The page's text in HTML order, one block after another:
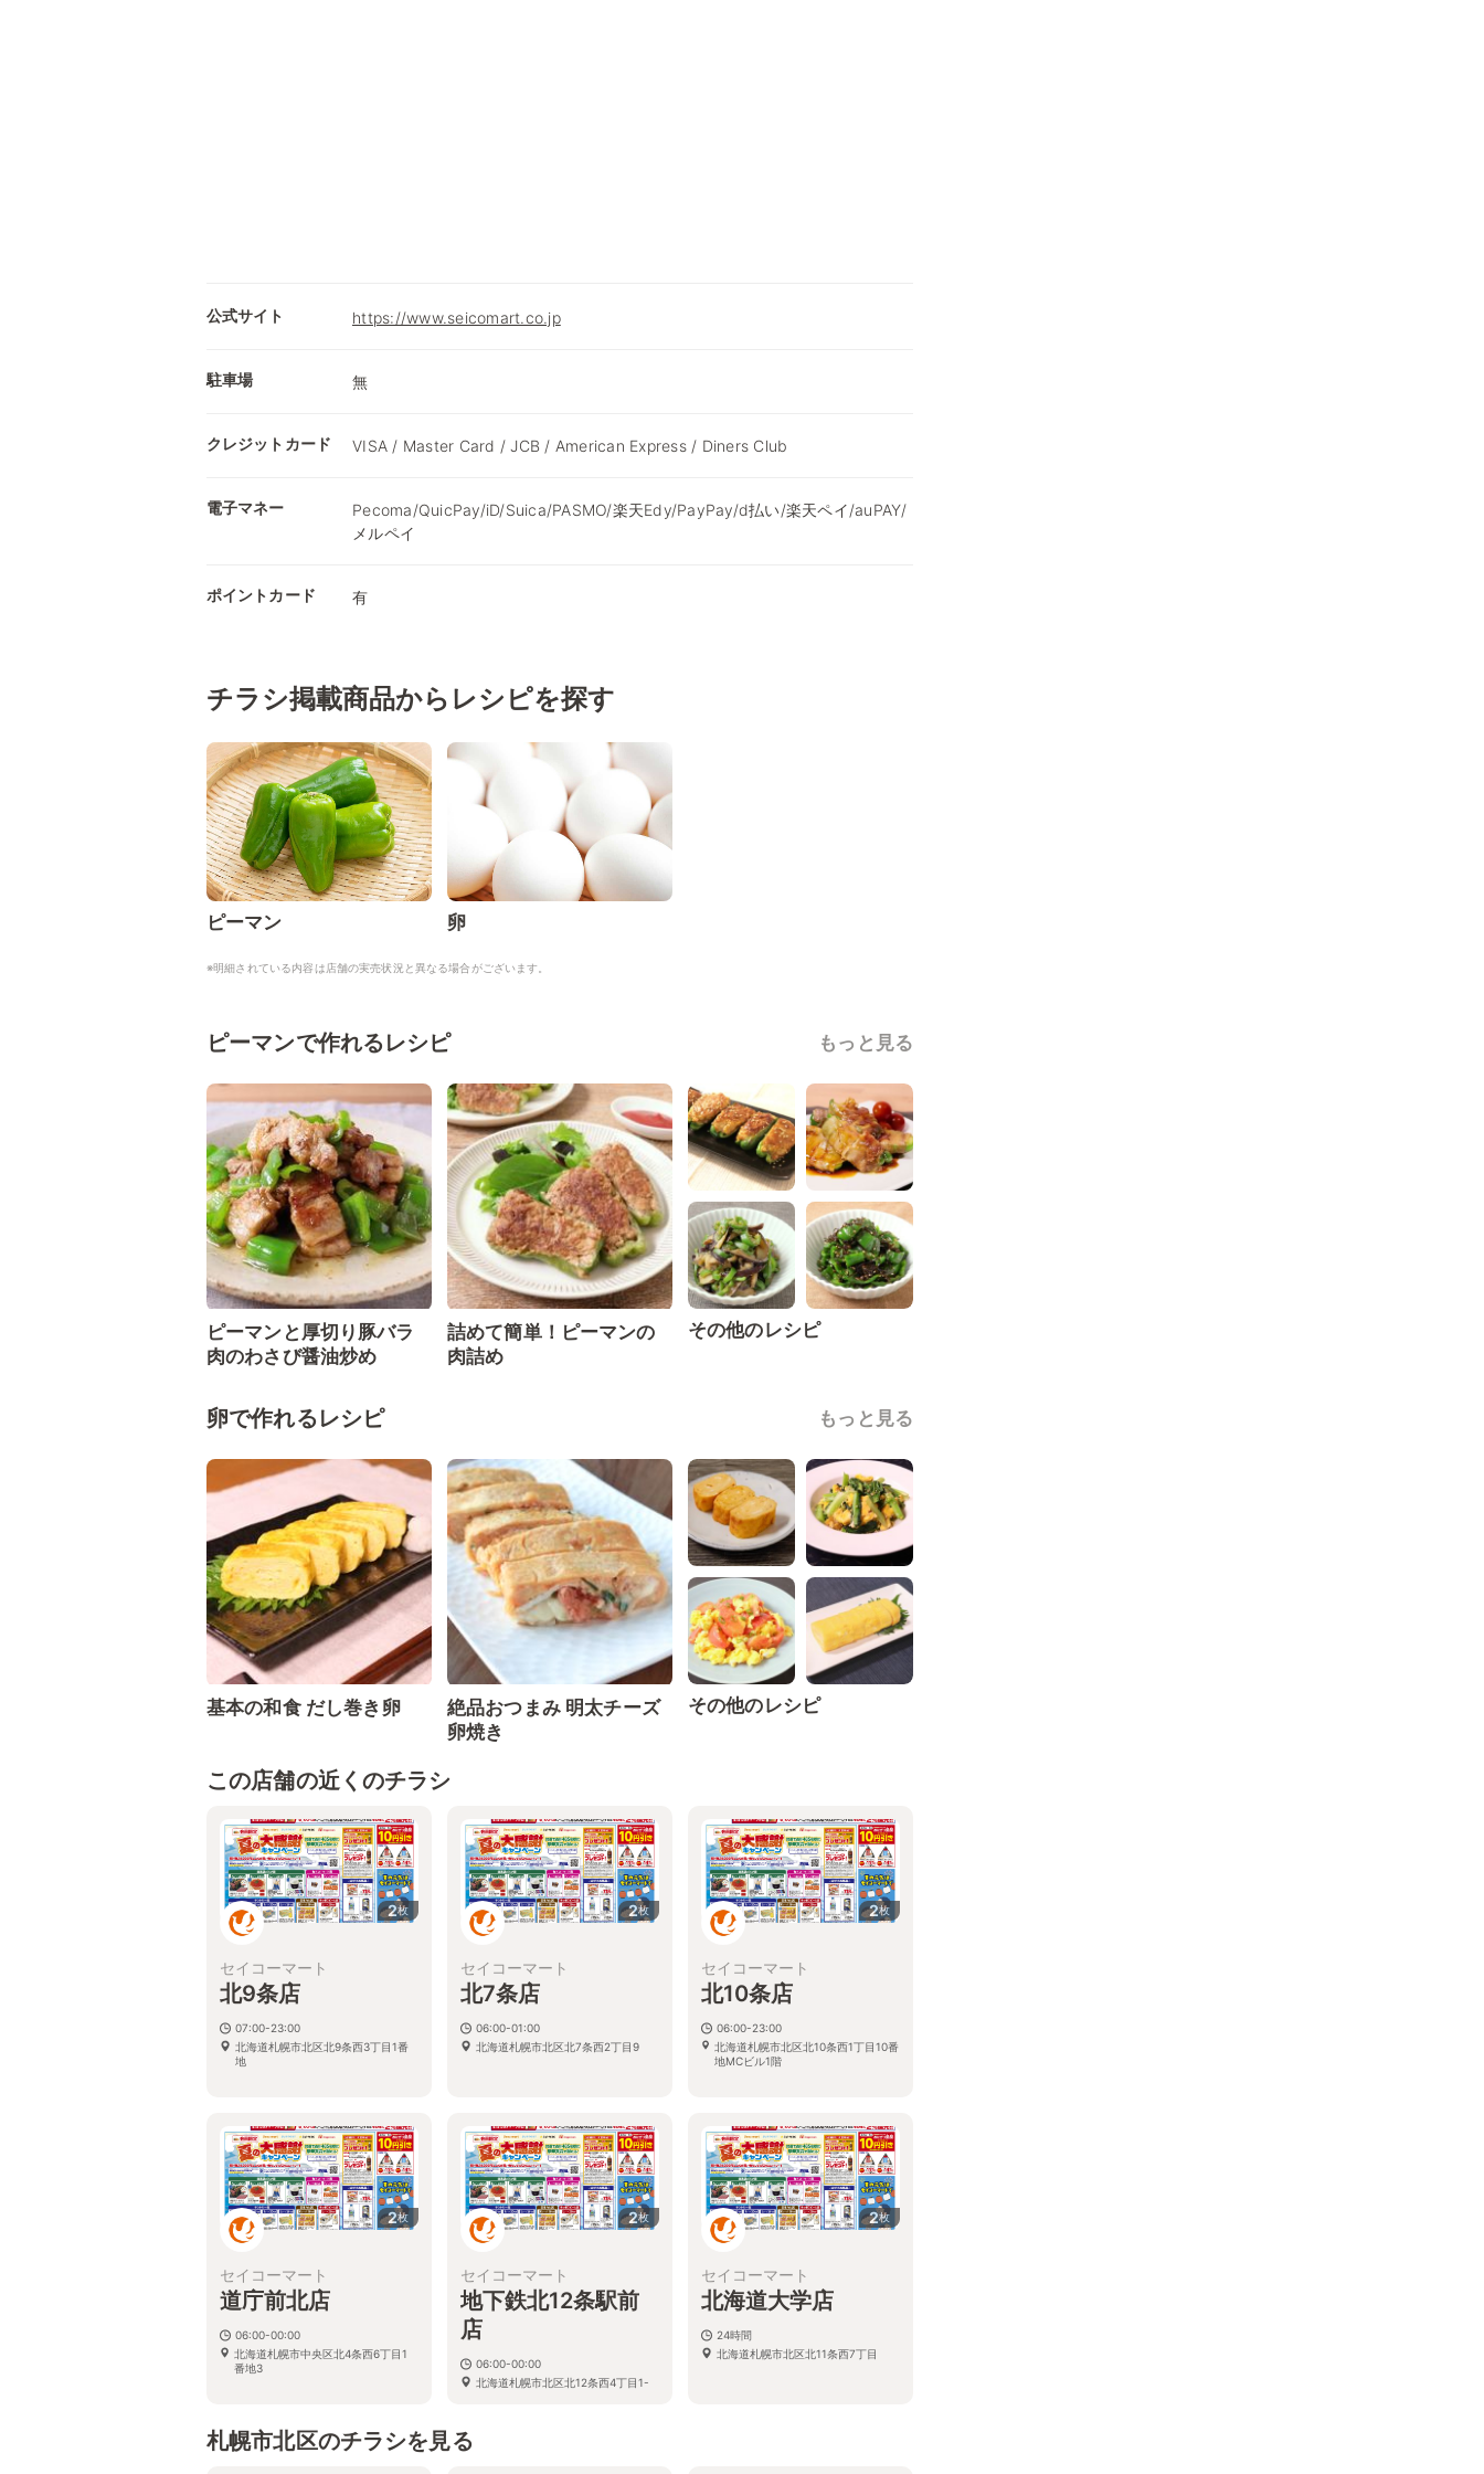
公式サイト https://www.seicomart.co.jp
駐車場 無
クレジットカード VISA / Master Card / JCB / American Express / Diners Club
電子マネー
Pecoma/QuicPay/iD/Suica/PASMO/楽天Edy/PayPay/d払い/楽天ペイ/auPAY/
メルペイ
ポイントカード 有
チラシ掲載商品からレシピを探す
ピーマン 卵
※明細されている内容は店舗の実売状況と異なる場合がございます。
ピーマンで作れるレシピ もっと見る
ピーマンと厚切り豚バラ
肉のわさび醤油炒め
詰めて簡単！ピーマンの
肉詰め
その他のレシピ
卵で作れるレシピ もっと見る
基本の和食 だし巻き卵
絶品おつまみ 明太チーズ
卵焼き
その他のレシピ
この店舗の近くのチラシ
2枚
セイコーマート
北9条店
07:00-23:00
北海道札幌市北区北9条西3丁目1番
地
2枚
セイコーマート
北7条店
06:00-01:00
北海道札幌市北区北7条西2丁目9
2枚
セイコーマート
北10条店
06:00-23:00
北海道札幌市北区北10条西1丁目10番
地MCビル1階
2枚
セイコーマート
道庁前北店
06:00-00:00
北海道札幌市中央区北4条西6丁目1
番地3
2枚
セイコーマート
地下鉄北12条駅前
店
06:00-00:00
北海道札幌市北区北12条西4丁目1-
2枚
セイコーマート
北海道大学店
24時間
北海道札幌市北区北11条西7丁目
札幌市北区のチラシを見る